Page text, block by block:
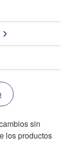
sin
los productos